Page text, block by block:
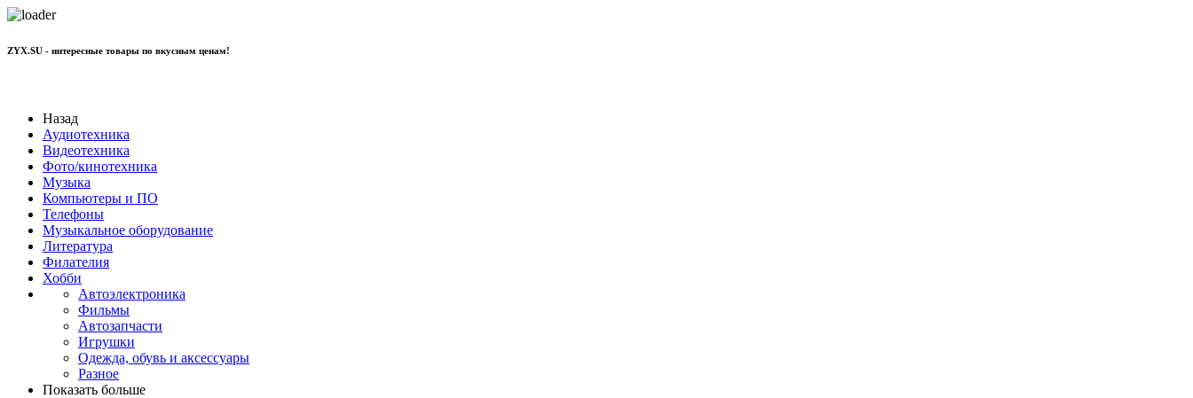
ZYX.SU - интересные товары по вкусным ценам!
Назад
Аудиотехника
Видеотехника
Фото/кинотехника
Музыка
Компьютеры и ПО
Телефоны
Музыкальное оборудование
Литература
Филателия
Хобби
Автоэлектроника
Фильмы
Автозапчасти
Игрушки
Одежда, обувь и аксессуары
Разное
Показать больше